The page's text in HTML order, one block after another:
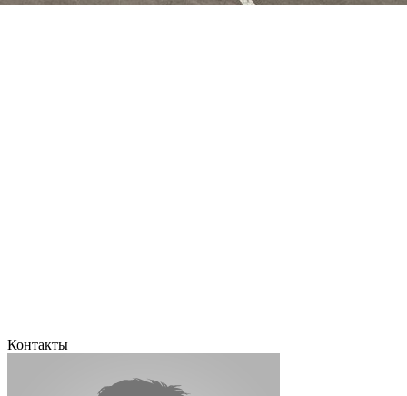
Контакты